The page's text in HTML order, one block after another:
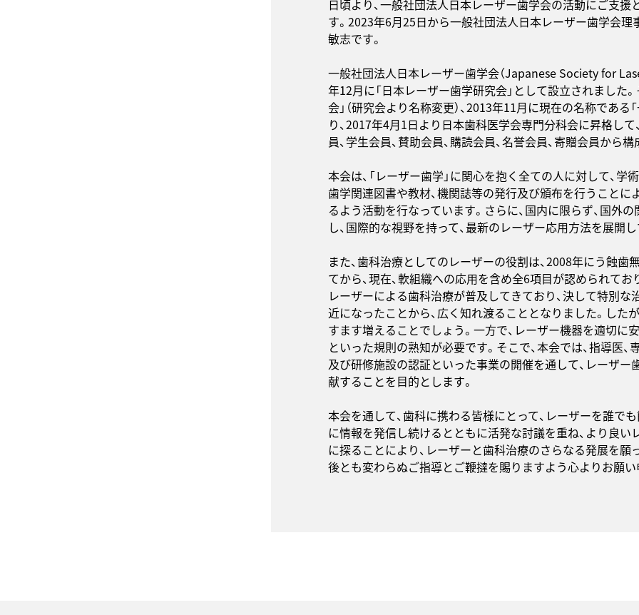
日頃より、一般社団法人日本レーザー歯学会の活動にご支援
す。2023年6月25日から一般社団法人日本レーザー歯学会理
敏志です。
一般社団法人日本レーザー歯学会（Japanese Society for
年12月に「日本レーザー歯学研究会」として設立されました
会」（研究会より名称変更）、2013年11月に現在の名称であ
り、2017年4月1日より日本歯科医学会専門分科会に昇格して
員、学生会員、賛助会員、購読会員、名誉会員、寄贈会員から
本会は、「レーザー歯学」に関心を抱く全ての人に対して、学
歯学関連図書や教材、機関誌等の発行及び頒布を行うことに
るよう活動を行なっています。さらに、国内に限らず、国外
し、国際的な視野を持って、最新のレーザー応用方法を展開
また、歯科治療としてのレーザーの役割は、2008年にう蝕
てから、現在、軟組織への応用を含め全6項目が認められてお
レーザーによる歯科治療が普及してきており、決して特別
近になったことから、広く知れ渡ることとなりました。した
すます増えることでしょう。一方で、レーザー機器を適切に
といった規則の熟知が必要です。そこで、本会では、指導医、
及び研修施設の認証といった事業の開催を通して、レーザ
献することを目的とします。
本会を通して、歯科に携わる皆様にとって、レーザーを誰で
に情報を発信し続けるとともに活発な討議を重ね、より良
に探ることにより、レーザーと歯科治療のさらなる発展を願
後とも変わらぬご指導とご鞭撻を賜りますよう心よりお願い